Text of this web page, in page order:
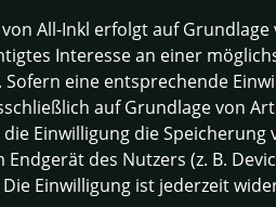
All-Inkl erfolgt auf Grundlage
Interesse an einer
Sofern eine entsprechende
auf Grundlage von
die Einwilligung die
des Nutzers (z. B.
Einwilligung ist jederzeit